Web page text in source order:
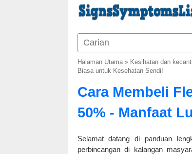
Halaman Utama» Kesihatan dan
Biasa untuk Kesehatan Sendi!
Cara Membeli
50% - Manfaat
Selamat datang di panduan
perbincangan di kalangan